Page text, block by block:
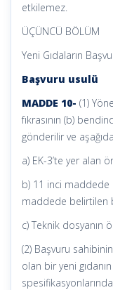
etkilemez.
ÜÇÜNCÜ BÖLÜM
Yeni Gıdaların
Başvuru usulü
MADDE 10- (1)
fıkrasının (b)
gönderilir ve
a) EK-3’te yer alan
b) 11 inci maddede
maddede belirtilen
c) Teknik dosyanın
(2) Başvuru
olan bir yeni